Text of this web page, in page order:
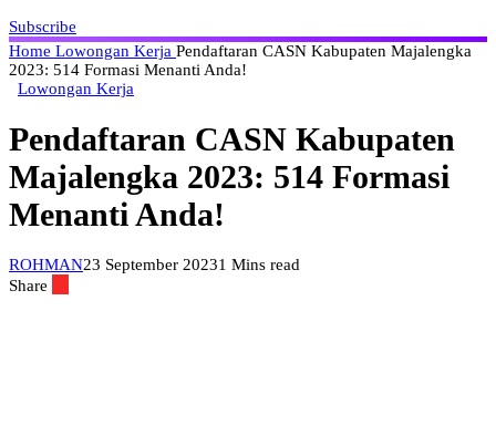
Subscribe
Home Lowongan Kerja Pendaftaran CASN Kabupaten Majalengka
2023: 514 Formasi Menanti Anda!
Lowongan Kerja
Pendaftaran CASN Kabupaten
Majalengka 2023: 514 Formasi
Menanti Anda!
ROHMAN23 September 20231 Mins read
Share